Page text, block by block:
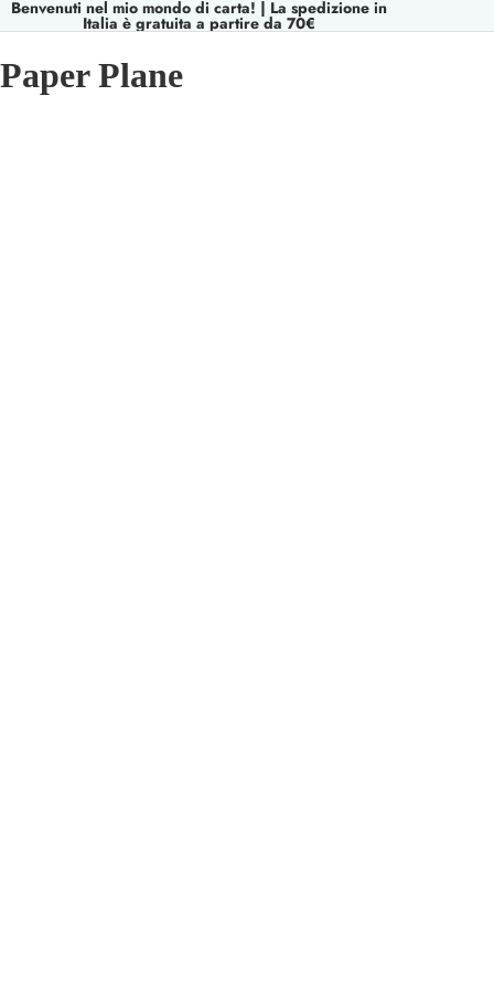
Benvenuti nel mio mondo di carta! | La spedizione in
Italia è gratuita a partire da 70€
Paper Plane